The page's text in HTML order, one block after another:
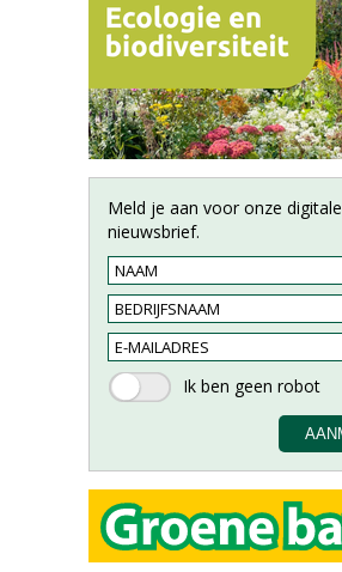
Meld je aan voor onze digitale
nieuwsbrief.